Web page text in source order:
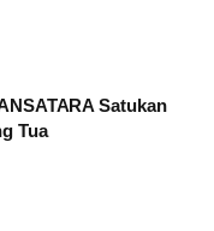
Satukan
Tua